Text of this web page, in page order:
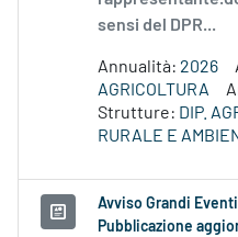
sensi del DPR...
Annualità: 2026
AGRICOLTURA
Strutture: DIP.
RURALE E
Avviso Grandi
Pubblicazione